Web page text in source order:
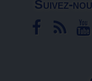
Suivez-